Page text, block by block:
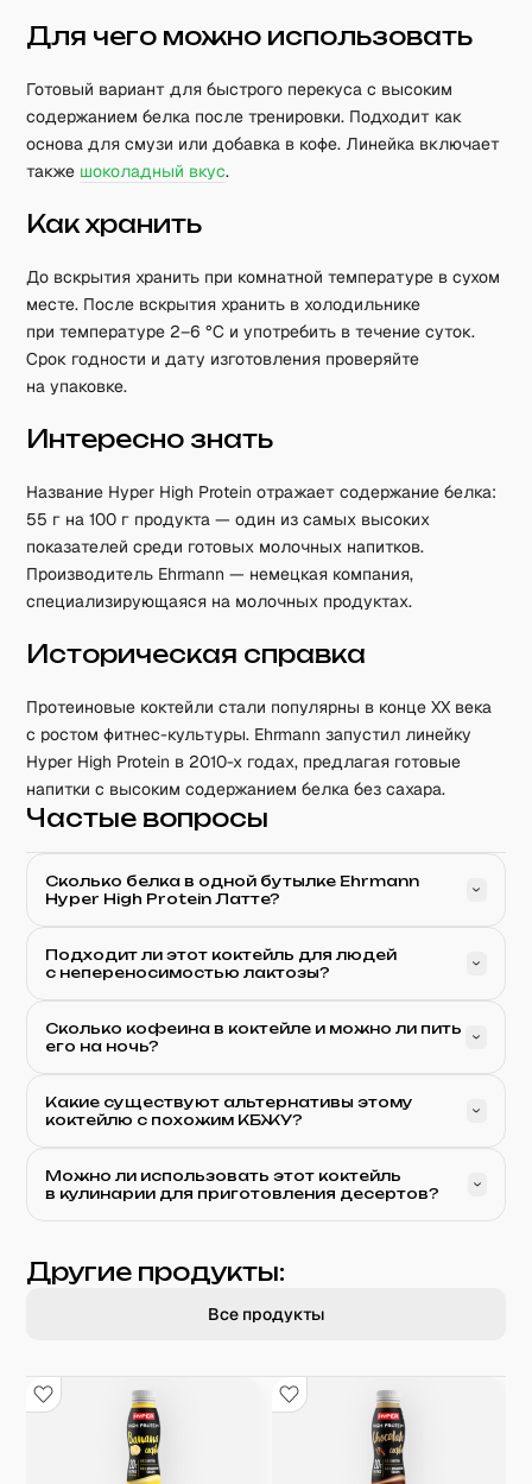
Для чего можно использовать
Готовый вариант для быстрого перекуса с высоким
содержанием белка после тренировки. Подходит как
основа для смузи или добавка в кофе. Линейка включает
также шоколадный вкус.
Как хранить
До вскрытия хранить при комнатной температуре в сухом
месте. После вскрытия хранить в холодильнике
при температуре 2–6 °C и употребить в течение суток.
Срок годности и дату изготовления проверяйте
на упаковке.
Интересно знать
Название Hyper High Protein отражает содержание белка:
55 г на 100 г продукта — один из самых высоких
показателей среди готовых молочных напитков.
Производитель Ehrmann — немецкая компания,
специализирующаяся на молочных продуктах.
Историческая справка
Протеиновые коктейли стали популярны в конце XX века
с ростом фитнес-культуры. Ehrmann запустил линейку
Hyper High Protein в 2010-х годах, предлагая готовые
напитки с высоким содержанием белка без сахара.
Частые вопросы
Сколько белка в одной бутылке Ehrmann
Hyper High Protein Латте?
Подходит ли этот коктейль для людей
с непереносимостью лактозы?
Сколько кофеина в коктейле и можно ли пить
его на ночь?
Какие существуют альтернативы этому
коктейлю с похожим КБЖУ?
Можно ли использовать этот коктейль
в кулинарии для приготовления десертов?
Другие продукты:
Все продукты